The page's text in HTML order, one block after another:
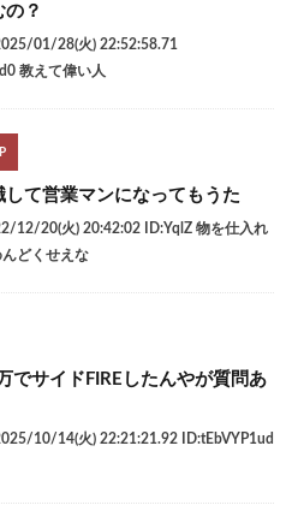
の？
01/28(火) 22:52:58.71
教えて偉い人
して営業マンになってもうた
12/20(火) 20:42:02 ID:YqlZ 物を仕入れ
どくせえな
でサイドFIREしたんやが質問あ
10/14(火) 22:21:21.92 ID:tEbVYP1ud